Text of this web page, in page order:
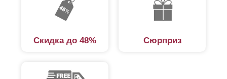
Скидка до 48% Сюрприз